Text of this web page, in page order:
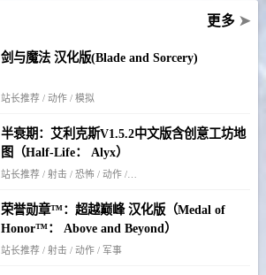
更多 ➤
剑与魔法 汉化版(Blade and Sorcery)
站长推荐 / 动作 / 模拟
半衰期：艾利克斯V1.5.2中文版含创意工坊地
图（Half-Life： Alyx）
站长推荐 / 射击 / 恐怖 / 动作 / 剧情
荣誉勋章™：超越巅峰 汉化版（Medal of
Honor™： Above and Beyond）
站长推荐 / 射击 / 动作 / 军事